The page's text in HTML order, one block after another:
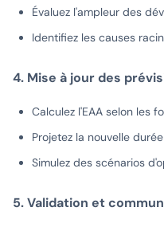
Évaluez l'ampleur des
Identifiez les causes
4. Mise à jour des
Calculez l'EAA selon les
Projetez la nouvelle durée
Simulez des scénarios
5. Validation et